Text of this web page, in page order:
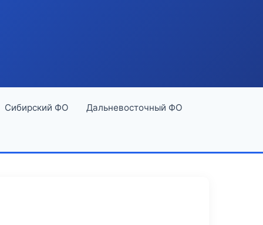
Сибирский ФО Дальневосточный ФО